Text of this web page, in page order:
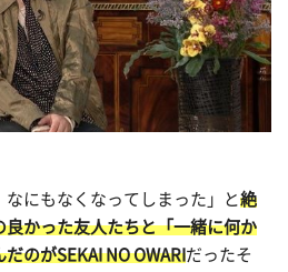
にもなくなってしまった」と 絶
かった友人たちと「一緒に何か
のがSEKAI NO OWARIだったそ